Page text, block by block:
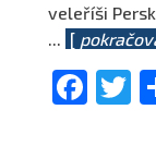
veleříši
[